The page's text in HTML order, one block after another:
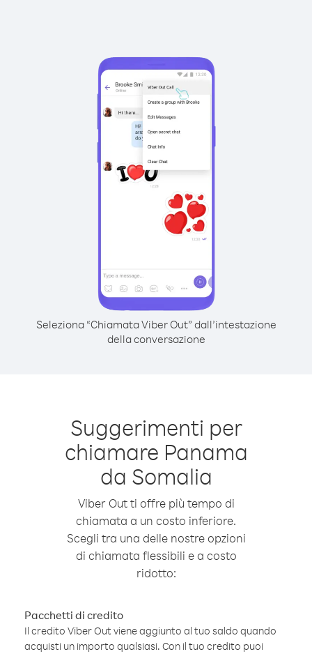
Seleziona “Chiamata Viber Out” dall’intestazione
della conversazione
Suggerimenti per
chiamare Panama
da Somalia
Viber Out ti offre più tempo di
chiamata a un costo inferiore.
Scegli tra una delle nostre opzioni
di chiamata flessibili e a costo
ridotto:
Pacchetti di credito
Il credito Viber Out viene aggiunto al tuo saldo quando
acquisti un importo qualsiasi. Con il tuo credito puoi